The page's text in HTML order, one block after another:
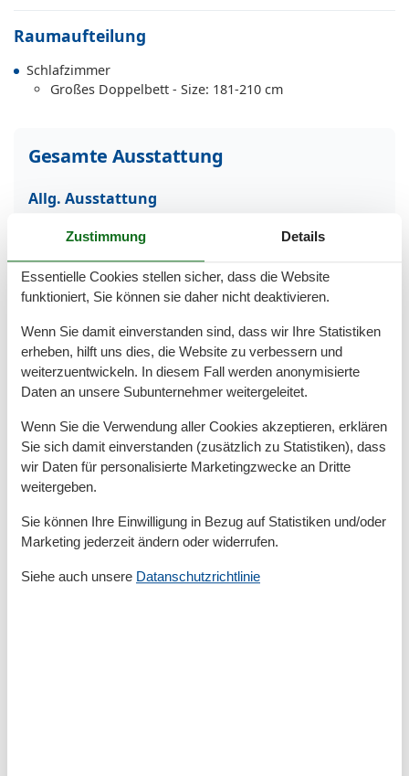
Raumaufteilung
Schlafzimmer
Großes Doppelbett - Size: 181-210 cm
Gesamte Ausstattung
Allg. Ausstattung
Fliesen
Nichtraucher
Waschmaschine
WLAN
Allgemein
Haustiere/Hund verboten
Reinigungsutensilien
Staubsauger
Außen
Balkon / Loggia
Balkonmöbel
PKW-Parkplatz
Basic
Zustimmung Details
Essentielle Cookies stellen sicher, dass die Website
funktioniert, Sie können sie daher nicht deaktivieren.
Wenn Sie damit einverstanden sind, dass wir Ihre Statistiken
erheben, hilft uns dies, die Website zu verbessern und
weiterzuentwickeln. In diesem Fall werden anonymisierte
Daten an unsere Subunternehmer weitergeleitet.
Wenn Sie die Verwendung aller Cookies akzeptieren, erklären
Sie sich damit einverstanden (zusätzlich zu Statistiken), dass
wir Daten für personalisierte Marketingzwecke an Dritte
weitergeben.
Sie können Ihre Einwilligung in Bezug auf Statistiken und/oder
Marketing jederzeit ändern oder widerrufen.
Siehe auch unsere Datanschutzrichtlinie